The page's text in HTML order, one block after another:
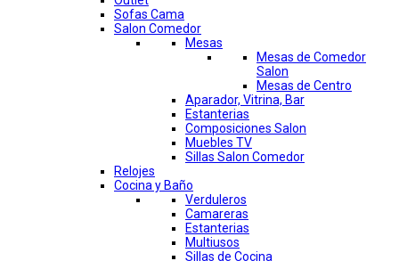
Sofas Cama
Salon Comedor
Mesas
Mesas de Comedor
Salon
Mesas de Centro
Aparador, Vitrina, Bar
Estanterias
Composiciones Salon
Muebles TV
Sillas Salon Comedor
Relojes
Cocina y Baño
Verduleros
Camareras
Estanterias
Multiusos
Sillas de Cocina